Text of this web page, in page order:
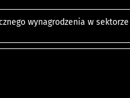
wynagrodzenia w